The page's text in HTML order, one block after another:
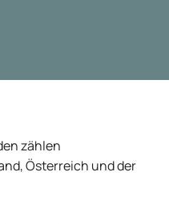
zählen
Österreich und der